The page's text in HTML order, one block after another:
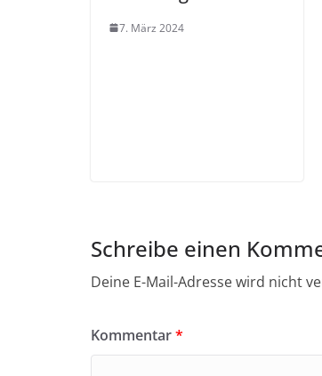
7. März 2024
Schreibe einen
Deine E-Mail-Adresse wird nicht
Kommentar*